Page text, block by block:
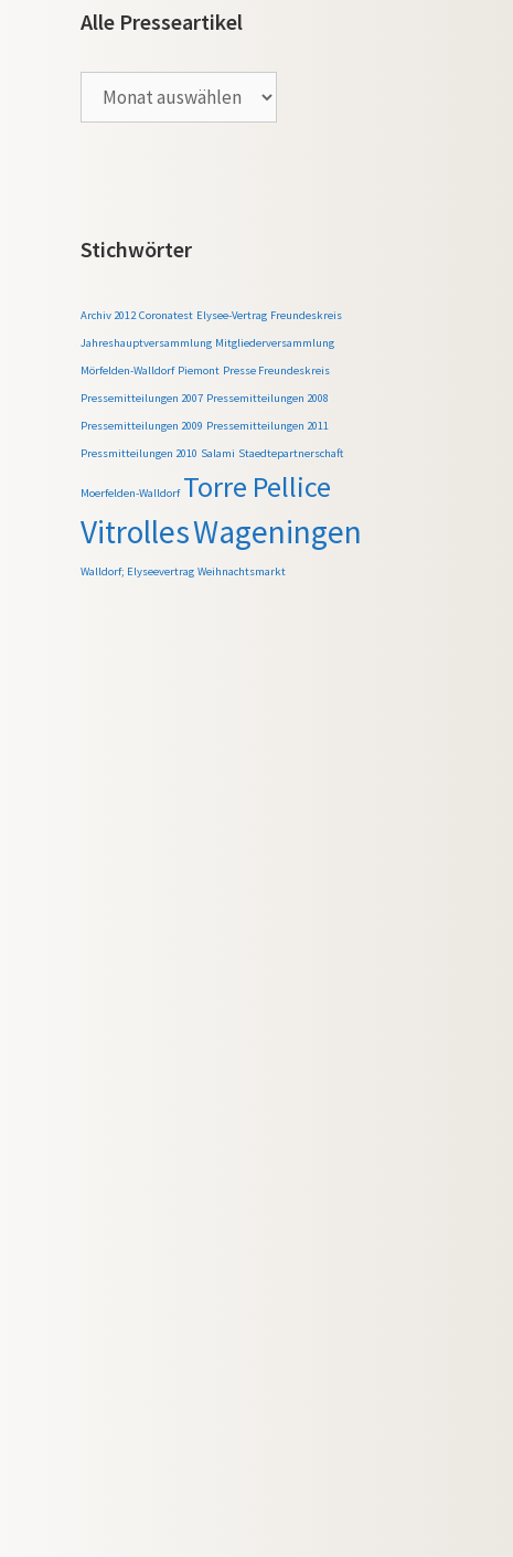
Alle Presseartikel
Presseartikel
Stichwörter
Archiv 2012 Coronatest Elysee-Vertrag Freundeskreis
Jahreshauptversammlung Mitgliederversammlung
Mörfelden-Walldorf Piemont Presse Freundeskreis
Pressemitteilungen 2007 Pressemitteilungen 2008
Pressemitteilungen 2009 Pressemitteilungen 2011
Pressmitteilungen 2010 Salami Staedtepartnerschaft
Moerfelden-Walldorf Torre Pellice
VitrollesWageningen
Walldorf; Elyseevertrag Weihnachtsmarkt